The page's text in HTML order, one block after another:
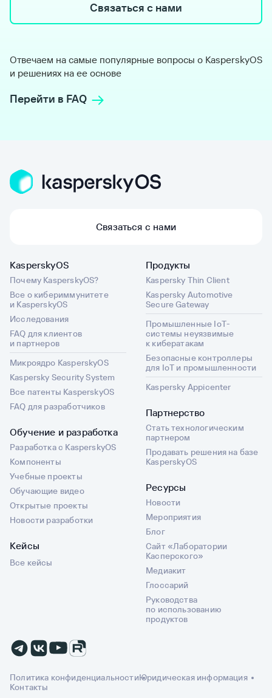
Связаться с нами
Отвечаем на самые популярные вопросы о KasperskyOS
и решениях на ее основе
Перейти в FAQ
Связаться с нами
KasperskyOS
Почему KasperskyOS?
Все о кибериммунитете
и KasperskyOS
Исследования
FAQ для клиентов
и партнеров
Микроядро KasperskyOS
Kaspersky Security System
Все патенты KasperskyOS
FAQ для разработчиков
Обучение и разработка
Разработка с KasperskyOS
Компоненты
Учебные проекты
Обучающие видео
Открытые проекты
Новости разработки
Кейсы
Все кейсы
Продукты
Kaspersky Thin Client
Kaspersky Automotive
Secure Gateway
Промышленные IoT-
системы неуязвимые
к кибератакам
Безопасные контроллеры
для IoT и промышленности
Kaspersky Appicenter
Партнерство
Стать технологическим
партнером
Продавать решения на базе
KasperskyOS
Ресурсы
Новости
Мероприятия
Блог
Сайт «Лаборатории
Касперского»
Медиакит
Глоссарий
Руководства
по использованию
продуктов
Политика конфиденциальностиЮридическая информация
Контакты